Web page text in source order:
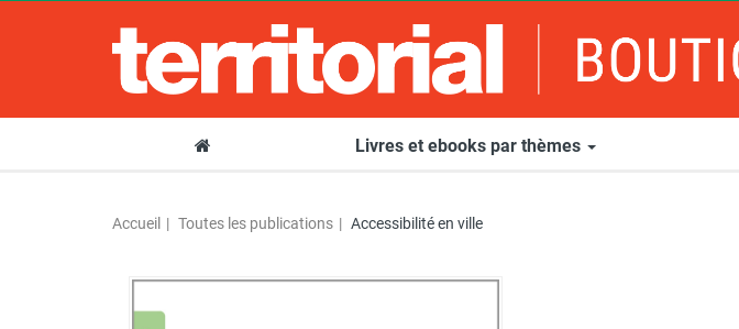
Livres et ebooks par thèmes
Accueil Toutes les publications Accessibilité en ville